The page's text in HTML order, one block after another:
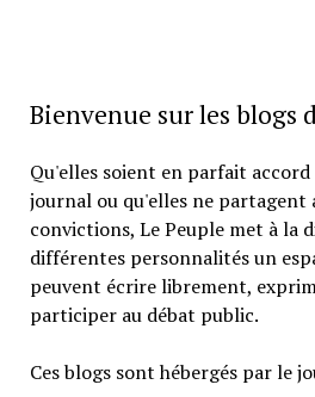
Bienvenue sur les blogs
Qu'elles soient en parfait
journal ou qu'elles ne partagent
convictions, Le Peuple met à la
différentes personnalités un
peuvent écrire librement,
participer au débat public.
Ces blogs sont hébergés par le